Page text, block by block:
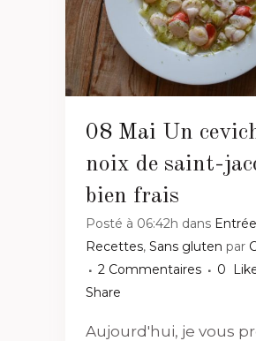
08 Mai Un
noix de saint-
bien frais
Posté à 06:42h dans
Recettes, Sans gluten par
2 Commentaires
0
Share
Aujourd'hui, je vous